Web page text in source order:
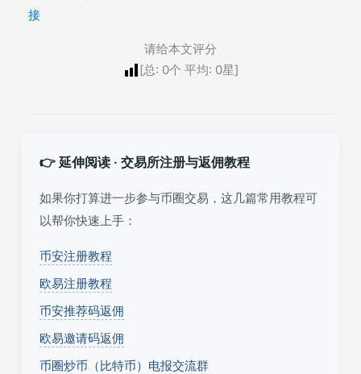
接
请给本文评分
[总: 0个 平均: 0星]
👉 延伸阅读 · 交易所注册与返佣教程
如果你打算进一步参与币圈交易，这几篇常用教程可
以帮你快速上手：
币安注册教程
欧易注册教程
币安推荐码返佣
欧易邀请码返佣
币圈炒币（比特币）电报交流群